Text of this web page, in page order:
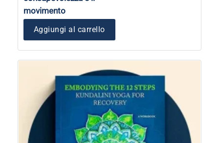
movimento
Aggiungi al carrello